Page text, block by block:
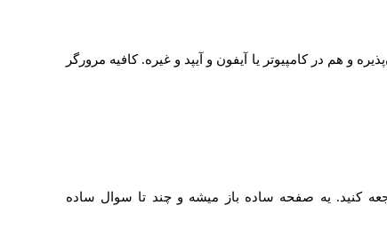
و هم در کامپیوتر یا آیفون و آیپد و غیره. کافیه مرورگر
کنید. یه صفحه ساده باز میشه و چند تا سوال ساده